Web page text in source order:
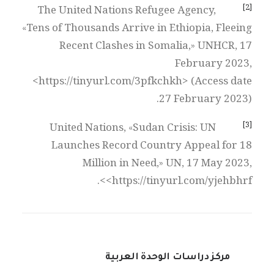
[2]
The United Nations Refugee Agency,
«Tens of Thousands Arrive in Ethiopia, Fleeing
Recent Clashes in Somalia,» UNHCR, 17
February 2023,
<https://tinyurl.com/3pfkchkh> (Access date
27 February 2023).
[3]
United Nations, «Sudan Crisis: UN
Launches Record Country Appeal for 18
Million in Need,» UN, 17 May 2023,
<https://tinyurl.com/yjehbhrf>.
مركز دراسات الوحدة العربية